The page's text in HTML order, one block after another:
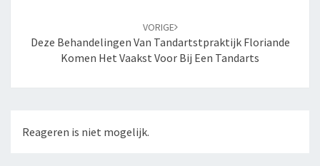
VORIGE
Deze Behandelingen Van Tandartstpraktijk Floriande
Komen Het Vaakst Voor Bij Een Tandarts
Reageren is niet mogelijk.